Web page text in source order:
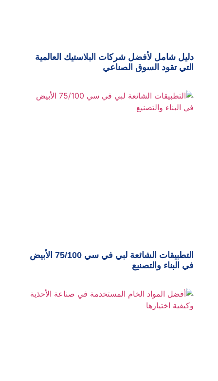
دليل شامل لأفضل شركات البلاستيك العالمية
التي تقود السوق الصناعي
التطبيقات الشائعة لبي في سي 75/100 الأبيض
في البناء والتصنيع